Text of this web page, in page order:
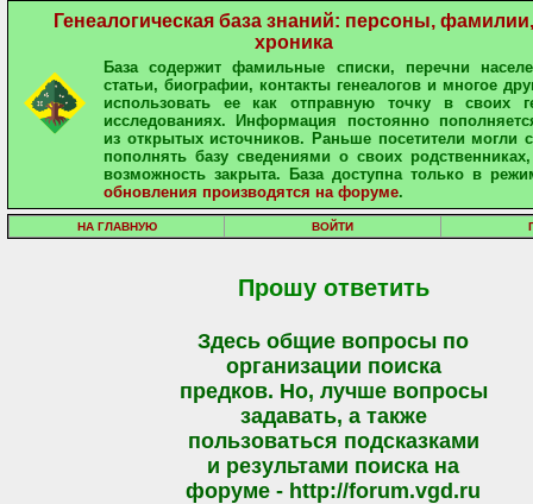
Генеалогическая база знаний: персоны, фамилии,
хроника
База содержит фамильные списки, перечни
статьи, биографии, контакты генеалогов и многое
использовать ее как отправную точку в своих
исследованиях. Информация постоянно
из открытых источников. Раньше посетители могли
пополнять базу сведениями о своих
возможность закрыта. База доступна только в
обновления производятся на форуме.
НА ГЛАВНУЮ ВОЙТИ
Прошу ответить
Здесь общие вопросы по
организации поиска
предков. Но, лучше вопросы
задавать, а также
пользоваться подсказками
и результами поиска на
форуме - http://forum.vgd.ru